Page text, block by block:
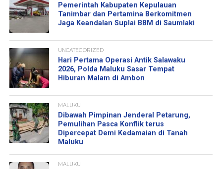
Pemerintah Kabupaten Kepulauan
Tanimbar dan Pertamina Berkomitmen
Jaga Keandalan Suplai BBM di Saumlaki
UNCATEGORIZED
Hari Pertama Operasi Antik Salawaku
2026, Polda Maluku Sasar Tempat
Hiburan Malam di Ambon
MALUKU
Dibawah Pimpinan Jenderal Petarung,
Pemulihan Pasca Konflik terus
Dipercepat Demi Kedamaian di Tanah
Maluku
MALUKU